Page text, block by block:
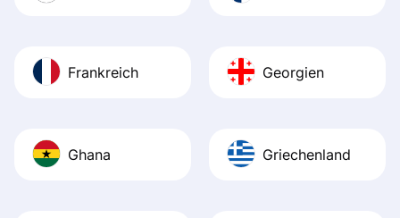
Frankreich Georgien
Ghana Griechenland